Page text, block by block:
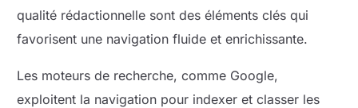
qualité rédactionnelle sont des éléments clés qui
favorisent une navigation fluide et enrichissante.
Les moteurs de recherche, comme Google,
exploitent la navigation pour indexer et classer les